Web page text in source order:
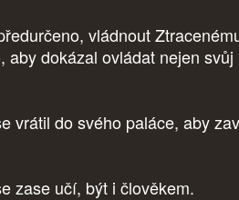
vládnout
aby dokázal ovládat nejen svůj
vrátil do svého paláce, aby
zase učí, být i člověkem.